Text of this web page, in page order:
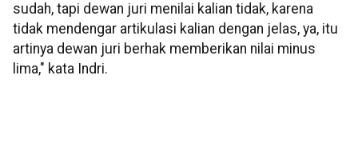
sudah, tapi dewan juri menilai kalian tidak, karena
tidak mendengar artikulasi kalian dengan jelas, ya, itu
artinya dewan juri berhak memberikan nilai minus
lima," kata Indri.